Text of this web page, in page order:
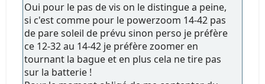
Oui pour le pas de vis on le distingue a peine,
si c'est comme pour le powerzoom 14-42 pas
de pare soleil de prévu sinon perso je préfère
ce 12-32 au 14-42 je préfère zoomer en
tournant la bague et en plus cela ne tire pas
sur la batterie !